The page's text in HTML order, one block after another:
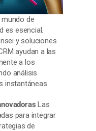
mundo de
es esencial.
y soluciones
ayudan a las
a los
análisis
instantáneas.
Las
para integrar
de